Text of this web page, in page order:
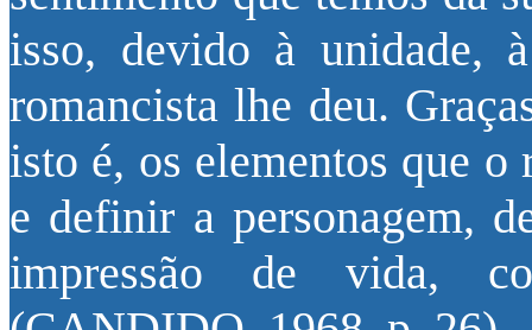
isso, devido à unidade,
romancista lhe deu.
isto é, os elementos que
e definir a personagem,
impressão de vida,